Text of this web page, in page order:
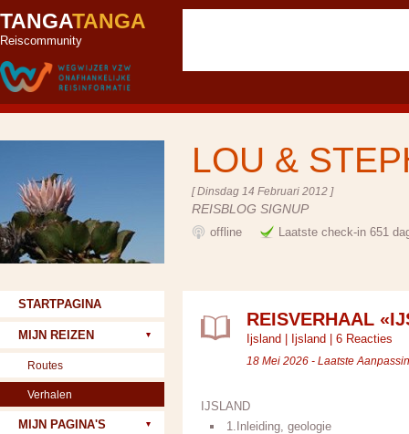
TANGATANGA
Reiscommunity
LOU &
[ Dinsdag 14 Februari 2012 ]
REISBLOG SIGNUP
offline Laatste check-in 651
REISVERHAAL
Ijsland Ijsland 6 Reacties
18 Mei 2026 - Laatste
IJSLAND
1.Inleiding, geologie
STARTPAGINA
MIJN REIZEN
Routes
Verhalen
MIJN PAGINA'S